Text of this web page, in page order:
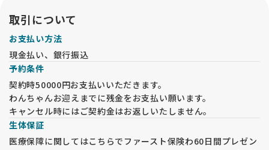
取引について
お支払い方法
現金払い、銀行振込
予約条件
契約時50000円お支払いいただきます。
わんちゃんお迎えまでに残金をお支払い願います。
キャンセル時にはご契約金はお返しいたしません。
生体保証
医療保障に関してはこちらでファースト保険わ60日間プレゼン